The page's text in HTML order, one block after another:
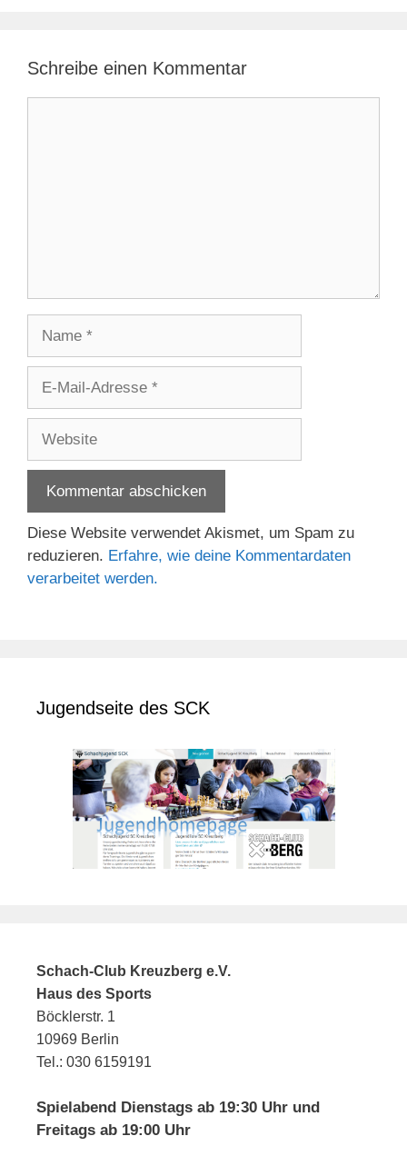
Schreibe einen Kommentar
Adresse
Diese Website verwendet Akismet, um Spam zu
reduzieren. Erfahre, wie deine Kommentardaten
verarbeitet werden.
Jugendseite des SCK
Schach-Club Kreuzberg e.V.
Haus des Sports
Böcklerstr. 1
10969 Berlin
Tel.: 030 6159191
Spielabend Dienstags ab 19:30 Uhr und
Freitags ab 19:00 Uhr